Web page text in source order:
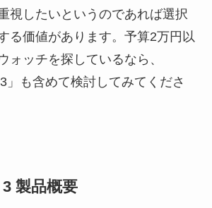
視したいというのであれば選択
る価値があります。予算2万円以
ォッチを探しているなら、
」も含めて検討してみてくださ
製品概要